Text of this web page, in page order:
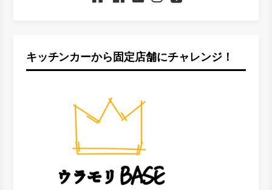
キッチンカーから固定店舗にチャレンジ！